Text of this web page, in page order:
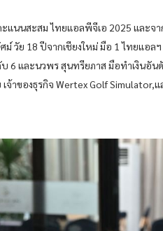
นนสะสม ไทยแอลพีจีเอ 2025 และจ
ม์ วัย 18 ปีจากเชียงใหม่ มือ 1 ไทยแอ
6 และนวพร สุนทรียภาส มือทำเงินอัน
จ้าของธุรกิจ Wertex Golf